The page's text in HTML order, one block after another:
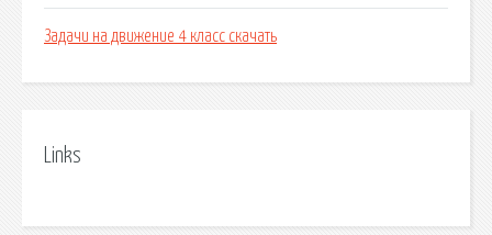
Задачи на движение 4 класс скачать
Links